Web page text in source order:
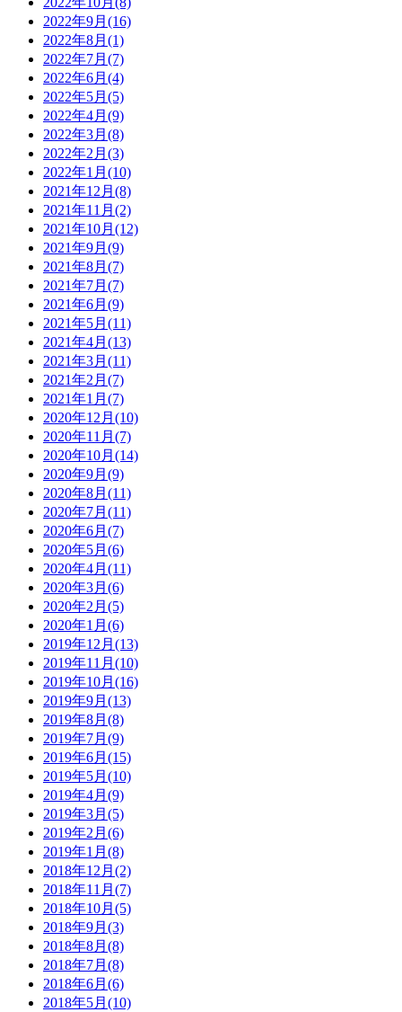
2022年9月(16)
2022年8月(1)
2022年7月(7)
2022年6月(4)
2022年5月(5)
2022年4月(9)
2022年3月(8)
2022年2月(3)
2022年1月(10)
2021年12月(8)
2021年11月(2)
2021年10月(12)
2021年9月(9)
2021年8月(7)
2021年7月(7)
2021年6月(9)
2021年5月(11)
2021年4月(13)
2021年3月(11)
2021年2月(7)
2021年1月(7)
2020年12月(10)
2020年11月(7)
2020年10月(14)
2020年9月(9)
2020年8月(11)
2020年7月(11)
2020年6月(7)
2020年5月(6)
2020年4月(11)
2020年3月(6)
2020年2月(5)
2020年1月(6)
2019年12月(13)
2019年11月(10)
2019年10月(16)
2019年9月(13)
2019年8月(8)
2019年7月(9)
2019年6月(15)
2019年5月(10)
2019年4月(9)
2019年3月(5)
2019年2月(6)
2019年1月(8)
2018年12月(2)
2018年11月(7)
2018年10月(5)
2018年9月(3)
2018年8月(8)
2018年7月(8)
2018年6月(6)
2018年5月(10)